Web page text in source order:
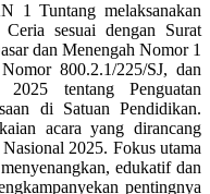
1 Tuntang melaksanakan
sesuai dengan Surat
dan Menengah Nomor 1
800.2.1/225/SJ, dan
tentang Penguatan
di Satuan Pendidikan.
acara yang dirancang
2025. Fokus utama
edukatif dan
pentingnya